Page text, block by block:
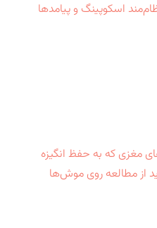
اسکوپینگ و پیامدها
مغزی که به حفظ انگیزه
از مطالعه روی موش‌ها